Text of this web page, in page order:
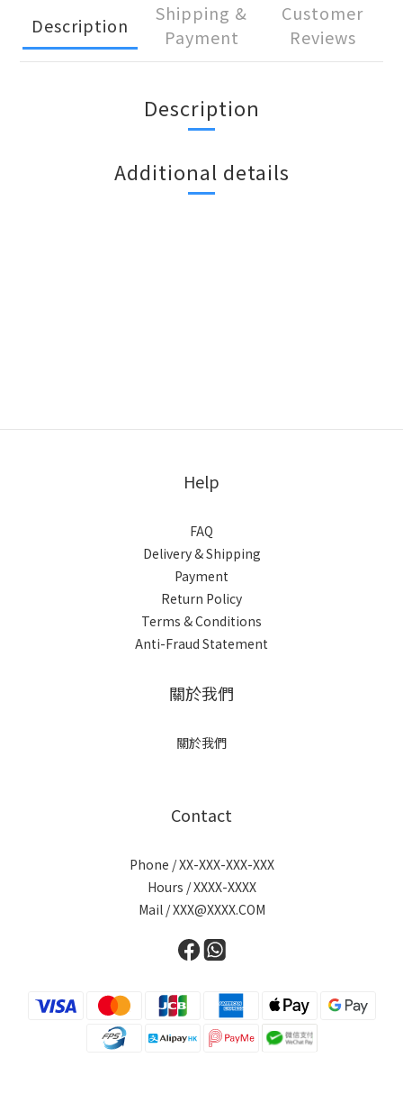
Description
Shipping &
Payment
Customer
Reviews
Description
Additional details
Help
FAQ
Delivery & Shipping
Payment
Return Policy
Terms & Conditions
Anti-Fraud Statement
關於我們
關於我們
Contact
Phone / XX-XXX-XXX-XXX
Hours / XXXX-XXXX
Mail / XXX@XXXX.COM